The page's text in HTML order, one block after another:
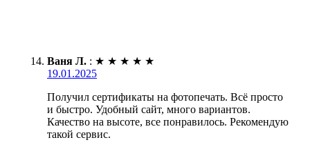
Ваня Л. : ★ ★ ★ ★ ★
19.01.2025
Получил сертификаты на фотопечать. Всё просто
и быстро. Удобный сайт, много вариантов.
Качество на высоте, все понравилось. Рекомендую
такой сервис.